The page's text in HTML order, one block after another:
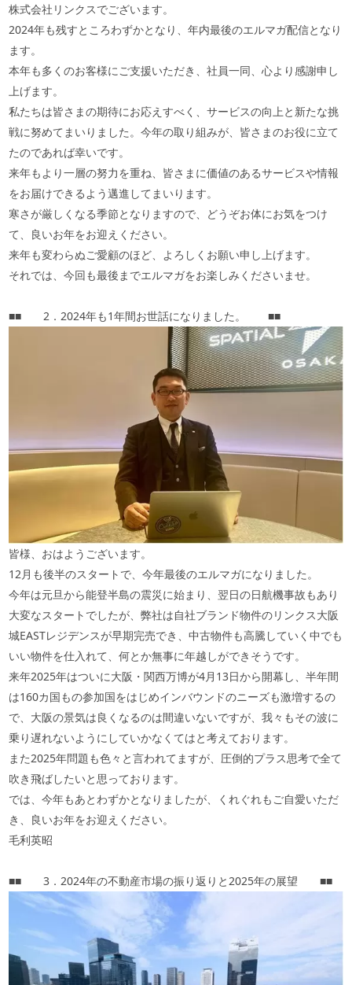
株式会社リンクスでございます。
2024年も残すところわずかとなり、年内最後のエルマガ配信となり
ます。
本年も多くのお客様にご支援いただき、社員一同、心より感謝申し
上げます。
私たちは皆さまの期待にお応えすべく、サービスの向上と新たな挑
戦に努めてまいりました。今年の取り組みが、皆さまのお役に立て
たのであれば幸いです。
来年もより一層の努力を重ね、皆さまに価値のあるサービスや情報
をお届けできるよう邁進してまいります。
寒さが厳しくなる季節となりますので、どうぞお体にお気をつけ
て、良いお年をお迎えください。
来年も変わらぬご愛顧のほど、よろしくお願い申し上げます。
それでは、今回も最後までエルマガをお楽しみくださいませ。
■■ 2．2024年も1年間お世話になりました。 ■■
皆様、おはようございます。
12月も後半のスタートで、今年最後のエルマガになりました。
今年は元旦から能登半島の震災に始まり、翌日の日航機事故もあり
大変なスタートでしたが、弊社は自社ブランド物件のリンクス大阪
城EASTレジデンスが早期完売でき、中古物件も高騰していく中でも
いい物件を仕入れて、何とか無事に年越しができそうです。
来年2025年はついに大阪・関西万博が4月13日から開幕し、半年間
は160カ国もの参加国をはじめインバウンドのニーズも激増するの
で、大阪の景気は良くなるのは間違いないですが、我々もその波に
乗り遅れないようにしていかなくてはと考えております。
また2025年問題も色々と言われてますが、圧倒的プラス思考で全て
吹き飛ばしたいと思っております。
では、今年もあとわずかとなりましたが、くれぐれもご自愛いただ
き、良いお年をお迎えください。
毛利英昭
■■ 3．2024年の不動産市場の振り返りと2025年の展望 ■■